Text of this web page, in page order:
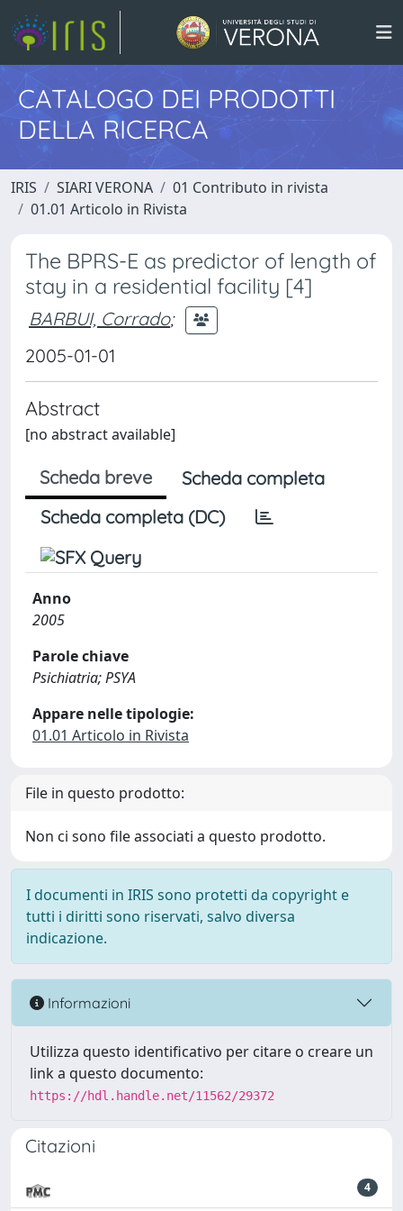
CATALOGO DEI PRODOTTI
DELLA RICERCA
IRIS SIARI VERONA
01 Contributo in rivista
01.01 Articolo in Rivista
The BPRS-E as predictor of length of
stay in a residential facility [4]
BARBUI, Corrado;
2005-01-01
Abstract
[no abstract available]
Scheda breve
Scheda completa
Scheda completa (DC)
Anno
2005
Parole chiave
Psichiatria; PSYA
Appare nelle tipologie:
01.01 Articolo in Rivista
File in questo prodotto:
Non ci sono file associati a questo prodotto.
I documenti in IRIS sono protetti da copyright e
tutti i diritti sono riservati, salvo diversa
indicazione.
Informazioni
Utilizza questo identificativo per citare o creare un
link a questo documento:
https://hdl.handle.net/11562/29372
Citazioni
4